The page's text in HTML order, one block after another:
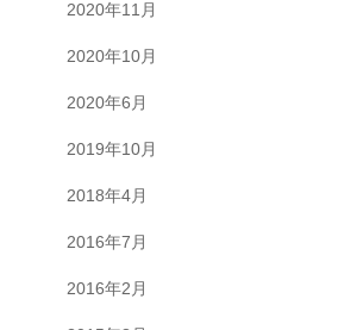
2020年11月
2020年10月
2020年6月
2019年10月
2018年4月
2016年7月
2016年2月